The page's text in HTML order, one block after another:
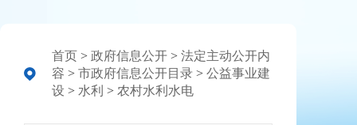
首页 > 政府信息公开 > 法定主动公开内
容 > 市政府信息公开目录 > 公益事业建
设 > 水利 > 农村水利水电